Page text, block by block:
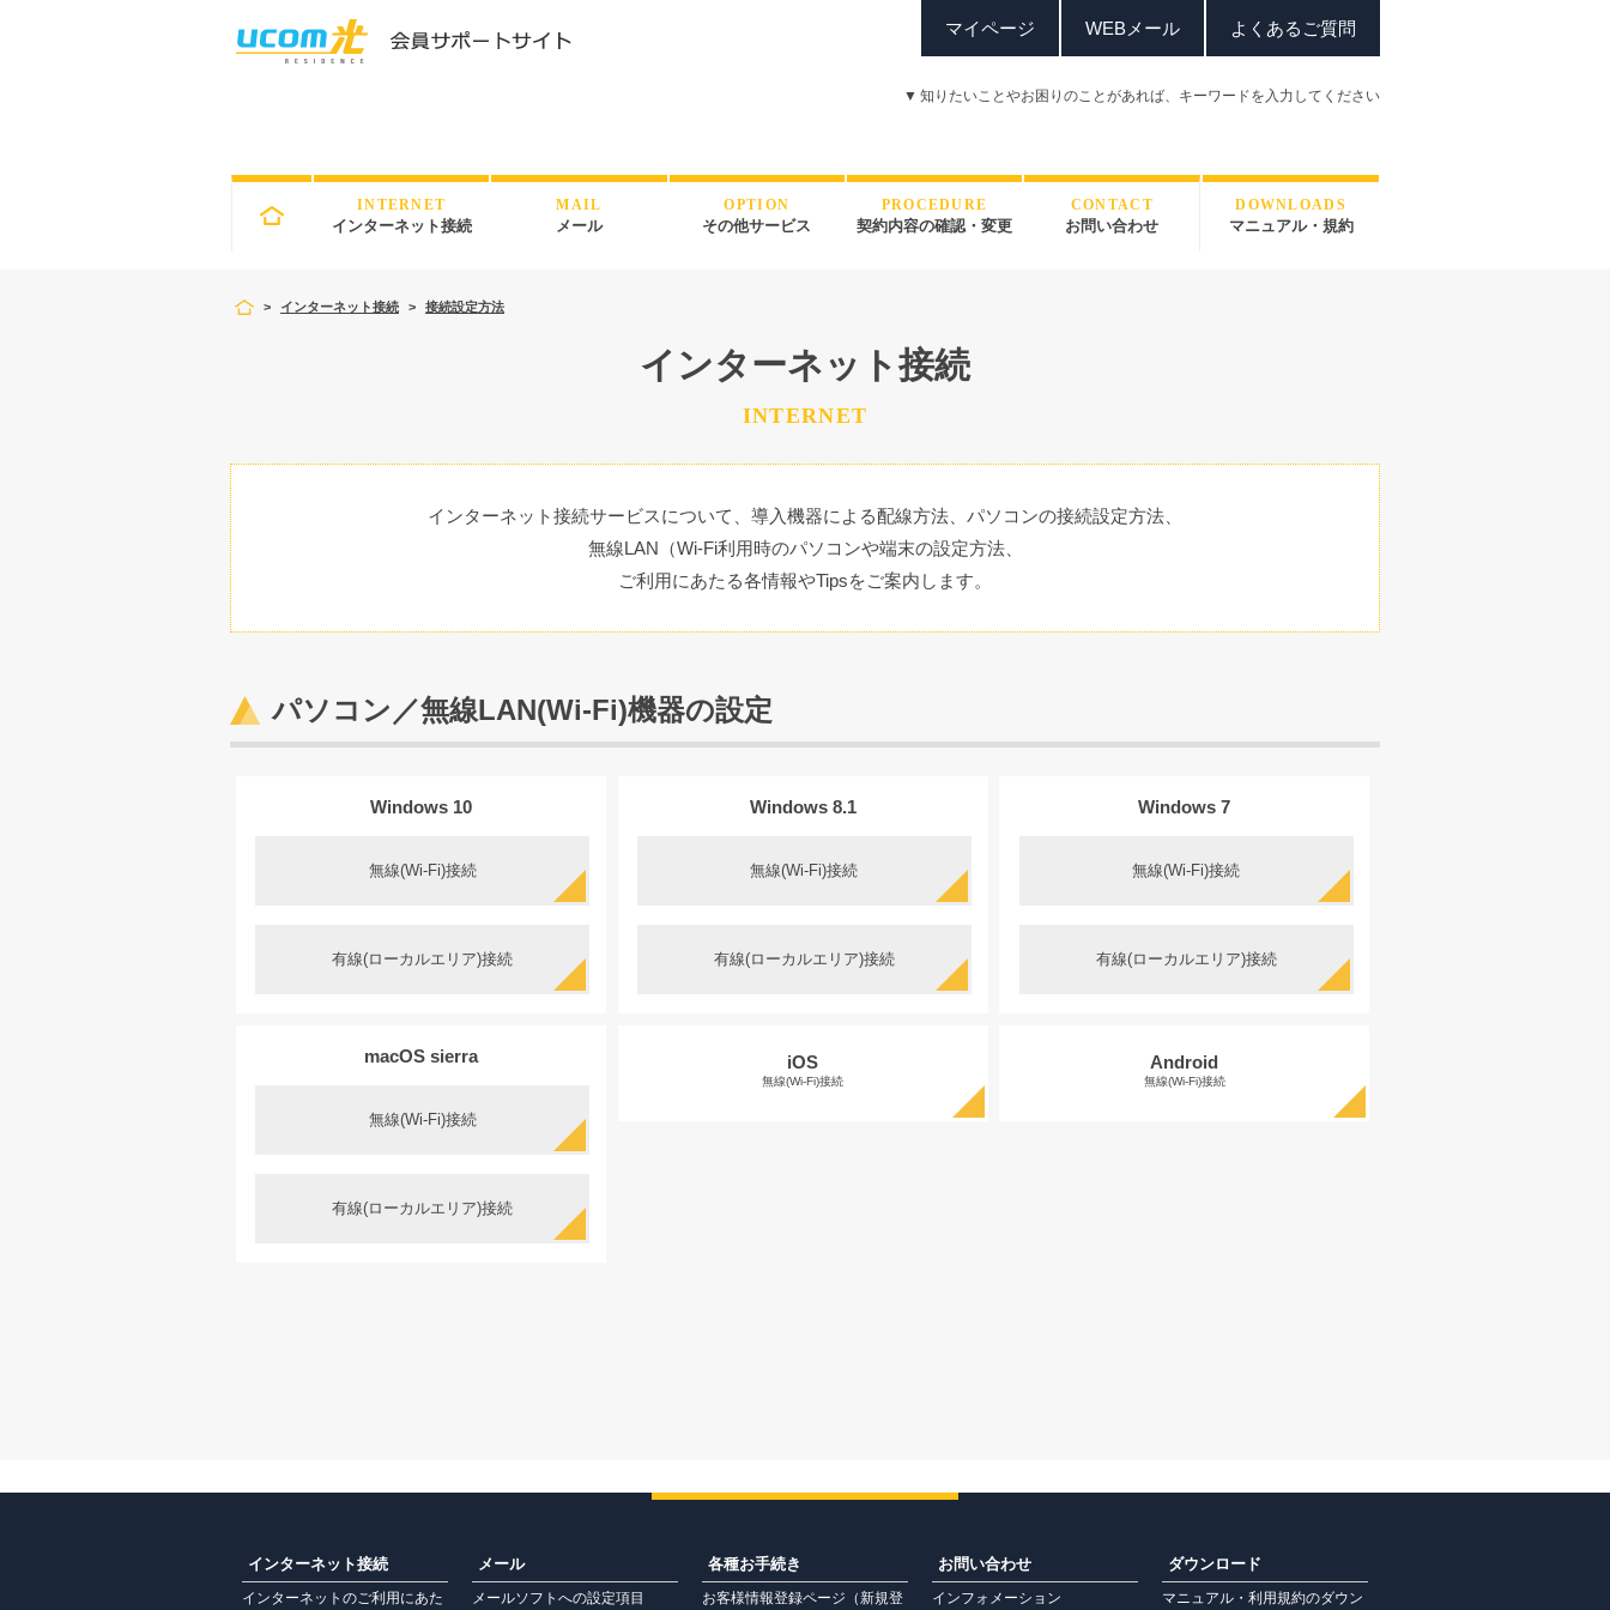
マイページ WEBメール よくあるご質問
▼ 知りたいことやお困りのことがあれば、 キーワードを入力してください
INTERNET
インターネット接続
MAIL
メール
OPTION
その他サービス
PROCEDURE
契約内容の確認・変更
CONTACT
お問い合わせ
DOWNLOADS
マニュアル・規約
> インターネット接続 > 接続設定方法
インターネット接続
INTERNET
インターネット接続サービスについて、導入機器による配線方法、パソコンの接続設定方法、
無線LAN（Wi-Fi利用時のパソコンや端末の設定方法、
ご利用にあたる各情報やTipsをご案内します。
パソコン／無線LAN(Wi-Fi)機器の設定
Windows 10
無線(Wi-Fi)接続
有線(ローカルエリア)接続
Windows 8.1
無線(Wi-Fi)接続
有線(ローカルエリア)接続
Windows 7
無線(Wi-Fi)接続
有線(ローカルエリア)接続
macOS sierra
無線(Wi-Fi)接続
有線(ローカルエリア)接続
iOS
無線(Wi-Fi)接続
Android
無線(Wi-Fi)接続
インターネット接続
インターネットのご利用にあた
メール
メールソフトへの設定項目
各種お手続き
お客様情報登録ページ（新規登
お問い合わせ
インフォメーション
ダウンロード
マニュアル・利用規約のダウン